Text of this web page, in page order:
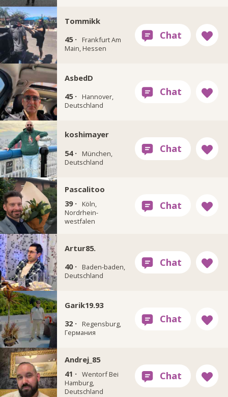
Tommikk
45 ·
Frankfurt Am
Main, Hessen
AsbedD
45 ·
Hannover,
Deutschland
koshimayer
54 ·
München,
Deutschland
Pascalitoo
39 ·
Köln,
Nordrhein-
westfalen
Artur85.
40 ·
Baden-baden,
Deutschland
Garik19.93
32 ·
Regensburg,
Германия
Andrej_85
41 · Wentorf Bei
Hamburg,
Deutschland